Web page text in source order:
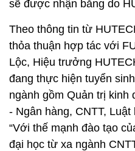
sẽ được nhận bằng do
Theo thông tin từ
thỏa thuận hợp tác với
Lộc, Hiệu trưởng
đang thực hiện tuyển
ngành gồm Quản trị kinh
- Ngân hàng, CNTT,
“Với thế mạnh đào tạo
đại học từ xa ngành